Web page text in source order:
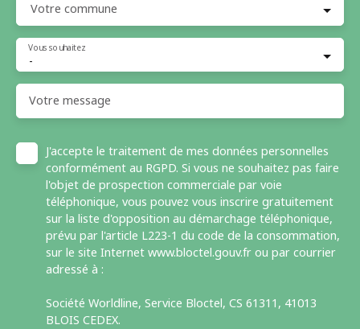
Votre commune
-
Vous souhaitez
Votre message
J'accepte le traitement de mes données personnelles
conformément au RGPD. Si vous ne souhaitez pas faire
l'objet de prospection commerciale par voie
téléphonique, vous pouvez vous inscrire gratuitement
sur la liste d'opposition au démarchage téléphonique,
prévu par l'article L223-1 du code de la consommation,
sur le site Internet www.bloctel.gouv.fr ou par courrier
adressé à :
Société Worldline, Service Bloctel, CS 61311, 41013
BLOIS CEDEX.